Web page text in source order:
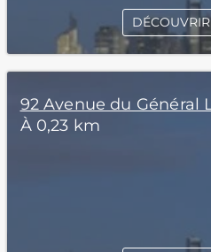
92 Avenue du Général
À 0,23 km